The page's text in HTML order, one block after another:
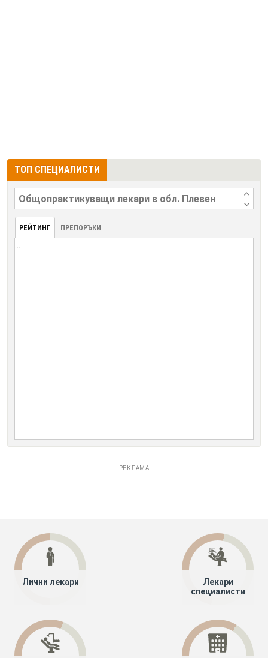
ТОП СПЕЦИАЛИСТИ
РЕЙТИНГ ПРЕПОРЪКИ
...
РЕКЛАМА
Лични лекари
Лекари
специалисти